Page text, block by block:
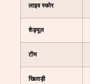
लाइव स्कोर
शेड्यूल
टीम
खिलाड़ी